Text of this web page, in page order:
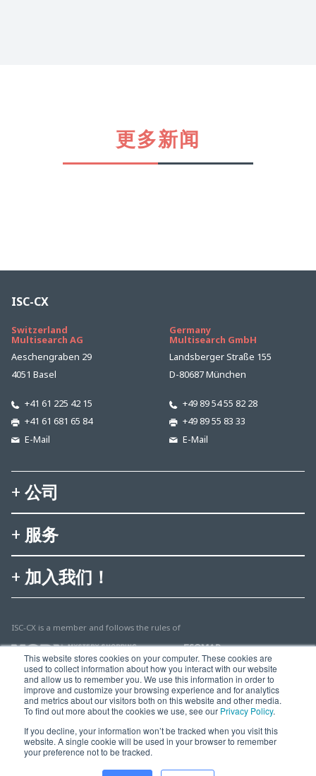
This website stores cookies on your computer. These cookies are
used to collect information about how you interact with our website
and allow us to remember you. We use this information in order to
improve and customize your browsing experience and for analytics
and metrics about our visitors both on this website and other media.
To find out more about the cookies we use, see our Privacy Policy.
If you decline, your information won’t be tracked when you visit this
website. A single cookie will be used in your browser to remember
your preference not to be tracked.
更多新闻
ISC-CX
Switzerland
Multisearch AG
Aeschengraben 29
4051 Basel
+41 61 225 42 15
+41 61 681 65 84
E-Mail
Germany
Multisearch GmbH
Landsberger Straße 155
D-80687 München
+49 89 54 55 82 28
+49 89 55 83 33
E-Mail
公司
服务
加入我们！
ISC-CX is a member and follows the rules of
© 2025 Multisearch AG
Imprint, Legal & Privacy